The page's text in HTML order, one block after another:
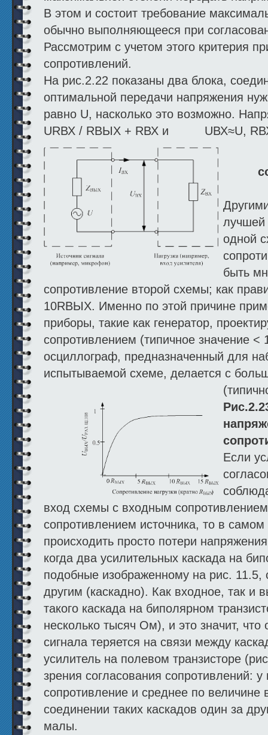
В этом и состоит требование
обычно выполняющееся при
Рассмотрим с учетом этого критерия
сопротивлений.
На рис.2.22 показаны два блока,
оптимальной передачи напряжения
равно U, насколько это возможно.
URВХ / RВЫХ + RВХ и UВХ≈U,
лучшей
одной
быть
сопротивление второй схемы; как
10RВЫХ. Именно по этой причине
приборы, такие как генератор,
сопротивлением (типичное значение
осциллограф, предназначенный для
испытываемой схеме, делается с
Если
вход схемы с входным
сопротивлением источника, то в
происходить просто потери
когда два усилительных каскада на
подобные изображенному на рис. 11.5,
другим (каскадно). Как входное, так и
такого каскада на биполярном
несколько тысяч Ом), и это значит,
сигнала теряется на связи между
усилитель на полевом транзисторе
зрения согласования сопротивлений:
сопротивление и среднее по величине
соединении таких каскадов один за
малы.